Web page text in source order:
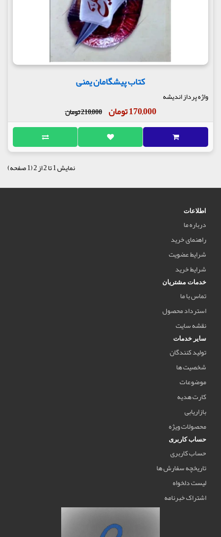
کتاب پیشگامان یمنی
واژه پرداز اندیشه
170,000 تومان 210,000 تومان
نمایش 1 تا 2 از 2 (1 صفحه)
اطلاعات
درباره ما
راهنمای خرید
شرایط عضویت
شرایط خرید
خدمات مشتریان
تماس با ما
استرداد محصول
نقشه سایت
سایر خدمات
تولید کنندگان
شخصیت ها
موضوعات
کارت هدیه
بازاریابی
محصولات ویژه
حساب کاربری
حساب کاربری
تاریخچه سفارش ها
لیست دلخواه
اشتراک خبرنامه